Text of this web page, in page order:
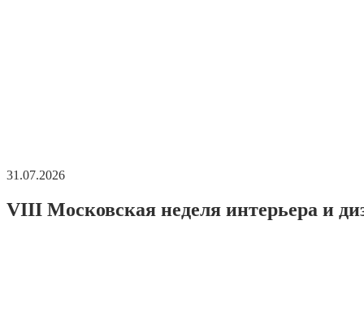
31.07.2026
VIII Московская неделя интерьера и